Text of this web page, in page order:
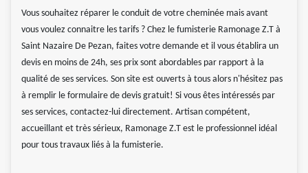
Vous souhaitez réparer le conduit de votre cheminée mais avant
vous voulez connaitre les tarifs ? Chez le fumisterie Ramonage Z.T à
Saint Nazaire De Pezan, faites votre demande et il vous établira un
devis en moins de 24h, ses prix sont abordables par rapport à la
qualité de ses services. Son site est ouverts à tous alors n'hésitez pas
à remplir le formulaire de devis gratuit! Si vous êtes intéressés par
ses services, contactez-lui directement. Artisan compétent,
accueillant et très sérieux, Ramonage Z.T est le professionnel idéal
pour tous travaux liés à la fumisterie.